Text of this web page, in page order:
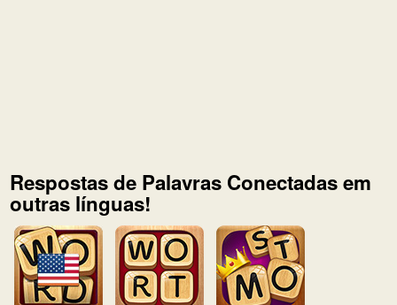
Respostas de Palavras Conectadas em
outras línguas!